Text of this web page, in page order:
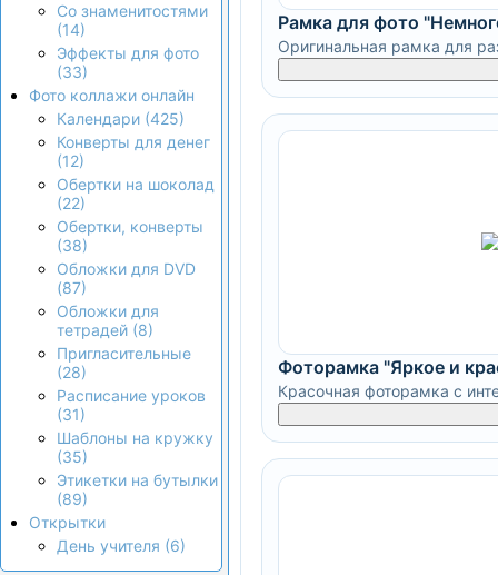
Со знаменитостями
(14)
Эффекты для фото
(33)
Фото коллажи онлайн
Календари (425)
Конверты для денег
(12)
Обертки на шоколад
(22)
Обертки, конверты
(38)
Обложки для DVD
(87)
Обложки для
тетрадей (8)
Пригласительные
(28)
Расписание уроков
(31)
Шаблоны на кружку
(35)
Этикетки на бутылки
(89)
Открытки
День учителя (6)
Рамка для фото
Оригинальная рамка для
Фоторамка "Яркое и
Красочная фоторамка с